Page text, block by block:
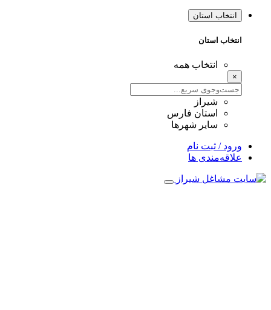
انتخاب استان
انتخاب استان
انتخاب همه
×
شیراز
استان فارس
سایر شهرها
ورود / ثبت نام
علاقه‌مندی ها